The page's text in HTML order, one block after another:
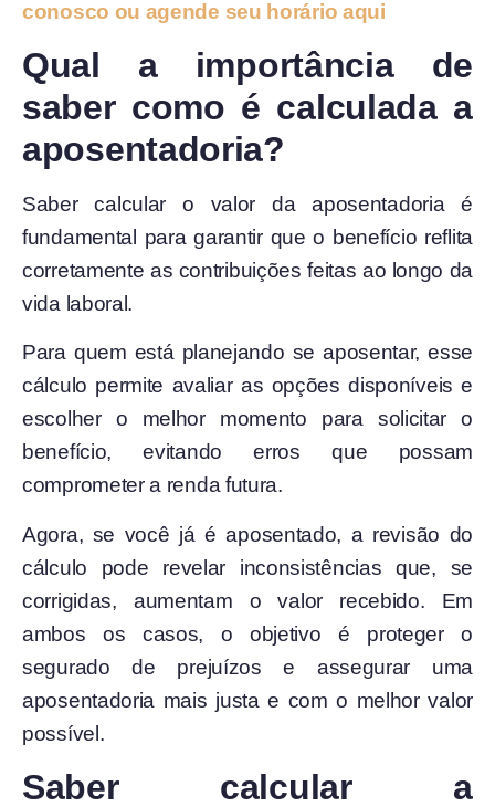
conosco ou agende seu horário aqui
Qual a importância de
saber como é calculada a
aposentadoria?
Saber calcular o valor da aposentadoria é
fundamental para garantir que o benefício reflita
corretamente as contribuições feitas ao longo da
vida laboral.
Para quem está planejando se aposentar, esse
cálculo permite avaliar as opções disponíveis e
escolher o melhor momento para solicitar o
benefício, evitando erros que possam
comprometer a renda futura.
Agora, se você já é aposentado, a revisão do
cálculo pode revelar inconsistências que, se
corrigidas, aumentam o valor recebido. Em
ambos os casos, o objetivo é proteger o
segurado de prejuízos e assegurar uma
aposentadoria mais justa e com o melhor valor
possível.
Saber calcular a